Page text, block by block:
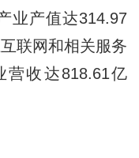
业产值达314.97
联网和相关服务
收达818.61亿